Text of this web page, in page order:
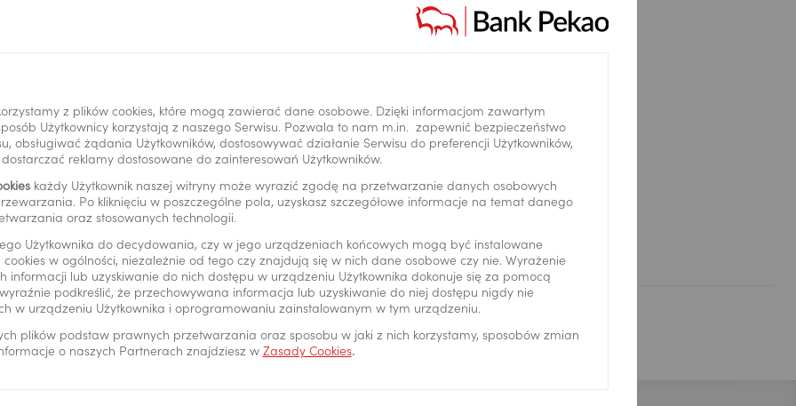
życie z ubezpieczeniowym funduszem
kapitałowym
Pliki do pobrania
z plików cookies, które mogą zawierać dane osobowe. Dzięki informacjom zawartym
Użytkownicy korzystają z naszego Serwisu. Pozwala to nam m.in. zapewnić bezpieczeństwo
obsługiwać żądania Użytkowników, dostosowywać działanie Serwisu do preferencji Użytkowników,
reklamy dostosowane do zainteresowań Użytkowników.
każdy Użytkownik naszej witryny może wyrazić zgodę na przetwarzanie danych osobowych
Po kliknięciu w poszczególne pola, uzyskasz szczegółowe informacje na temat danego
oraz stosowanych technologii.
Użytkownika do decydowania, czy w jego urządzeniach końcowych mogą być instalowane
w ogólności, niezależnie od tego czy znajdują się w nich dane osobowe czy nie. Wyrażenie
informacji lub uzyskiwanie do nich dostępu w urządzeniu Użytkownika dokonuje się za pomocą
podkreślić, że przechowywana informacja lub uzyskiwanie do niej dostępu nigdy nie
w urządzeniu Użytkownika i oprogramowaniu zainstalowanym w tym urządzeniu.
plików podstaw prawnych przetwarzania oraz sposobu w jaki z nich korzystamy, sposobów zmian
o naszych Partnerach znajdziesz w Zasady Cookies.